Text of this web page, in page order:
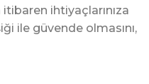
ihtiyaçlarınıza
ile güvende olmasını,